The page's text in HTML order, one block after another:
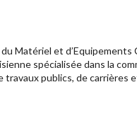
Matériel et d’Equipements
spécialisée dans la
travaux publics, de carrières